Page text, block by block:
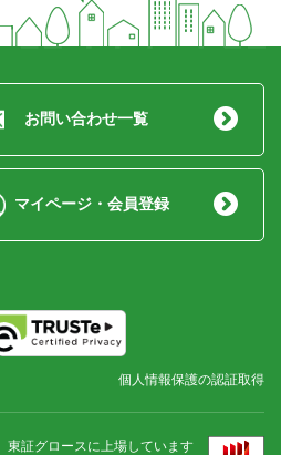
お問い合わせ一覧
マイページ・会員登録
個人情報保護の認証取得
東証グロースに上場しています